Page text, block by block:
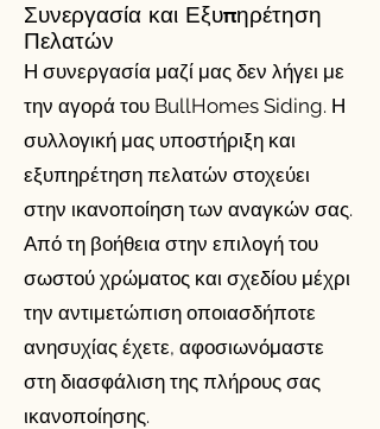
Συνεργασία και Εξυπηρέτηση
Πελατών
Η συνεργασία μαζί μας δεν λήγει με
την αγορά του BullHomes Siding. Η
συλλογική μας υποστήριξη και
εξυπηρέτηση πελατών στοχεύει
στην ικανοποίηση των αναγκών σας.
Από τη βοήθεια στην επιλογή του
σωστού χρώματος και σχεδίου μέχρι
την αντιμετώπιση οποιασδήποτε
ανησυχίας έχετε, αφοσιωνόμαστε
στη διασφάλιση της πλήρους σας
ικανοποίησης.